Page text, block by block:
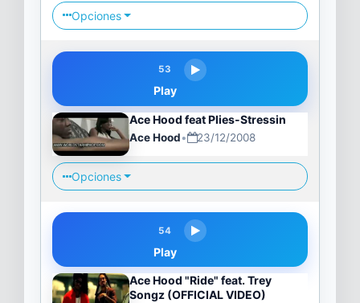
Opciones
53
Play
Ace Hood feat Plies-Stressin
Ace Hood• 23/12/2008
Opciones
54
Play
Ace Hood "Ride" feat. Trey
Songz (OFFICIAL VIDEO)